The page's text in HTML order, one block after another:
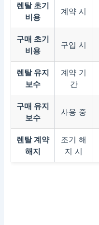
렌탈 초기
비용
계약 시
구매 초기
비용
구입 시
렌탈 유지
보수
계약 기
간
구매 유지
보수
사용 중
렌탈 계약
해지
조기 해
지 시